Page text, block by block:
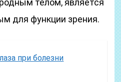
телом, является
для функции зрения.
при болезни